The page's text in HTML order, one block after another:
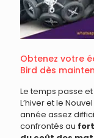
Obtenez votre
Bird dès
Le temps passe
L’hiver et le
année assez
confrontés au